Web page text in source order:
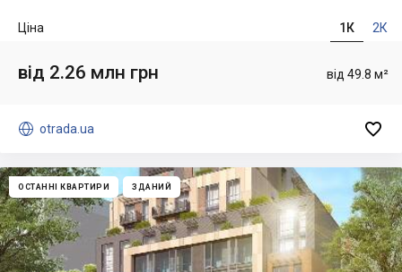
1К 2К
Ціна
від 49.8 м²
від 2.26 млн грн
 otrada.ua 
ОСТАННІ КВАРТИРИ ЗДАНИЙ